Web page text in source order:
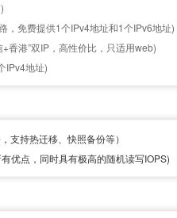
，免费提供1个IPv4地址和1个IPv6地址)
香港”双IP，高性价比，只适用web)
IPv4地址)
支持热迁移、快照备份等）
优点，同时具有极高的随机读写IOPS)